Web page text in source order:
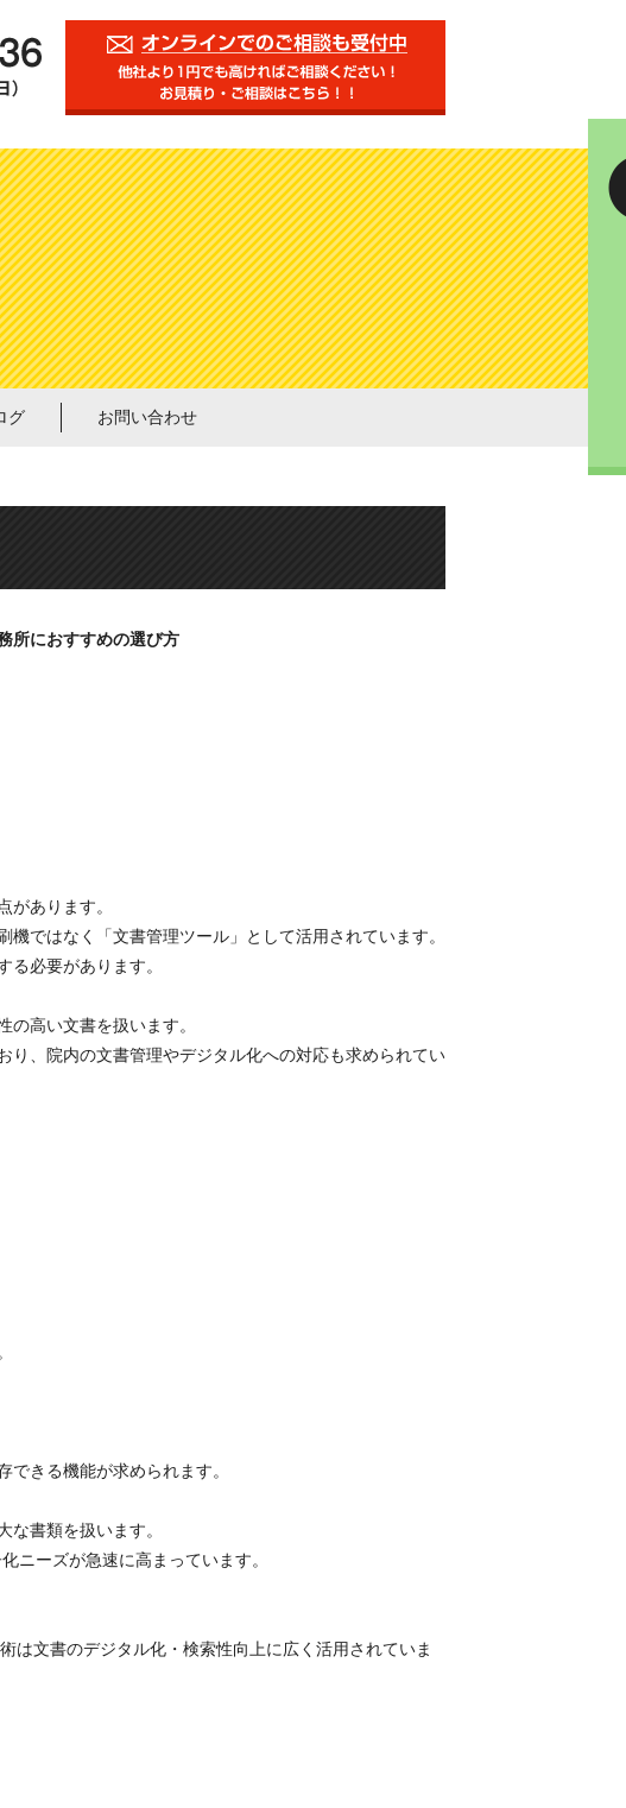
グ お問い合わせ
所におすすめの選び方
があります。
ではなく「文書管理ツール」として活用されています。
必要があります。
高い文書を扱います。
、院内の文書管理やデジタル化への対応も求められてい
きる機能が求められます。
書類を扱います。
ニーズが急速に高まっています。
は文書のデジタル化・検索性向上に広く活用されていま